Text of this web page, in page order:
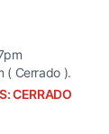
( Cerrado ).
CERRADO